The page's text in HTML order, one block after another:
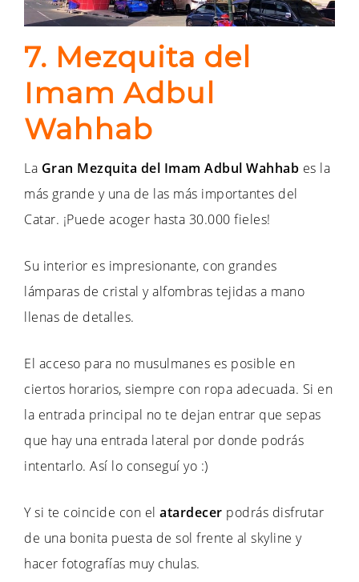
7. Mezquita del
Imam Adbul
Wahhab
La Gran Mezquita del Imam Adbul Wahhab es la
más grande y una de las más importantes del
Catar. ¡Puede acoger hasta 30.000 fieles!
Su interior es impresionante, con grandes
lámparas de cristal y alfombras tejidas a mano
llenas de detalles.
El acceso para no musulmanes es posible en
ciertos horarios, siempre con ropa adecuada. Si en
la entrada principal no te dejan entrar que sepas
que hay una entrada lateral por donde podrás
intentarlo. Así lo conseguí yo :)
Y si te coincide con el atardecer podrás disfrutar
de una bonita puesta de sol frente al skyline y
hacer fotografías muy chulas.